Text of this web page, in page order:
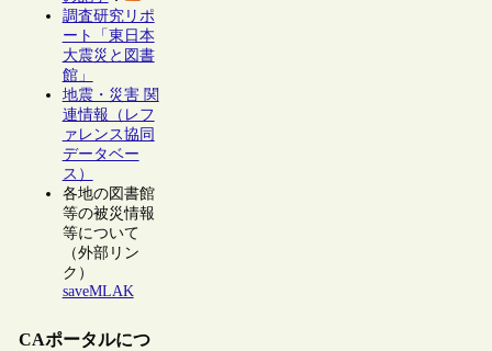
調査研究リポ
ート「東日本
大震災と図書
館」
地震・災害 関
連情報（レフ
ァレンス協同
データベー
ス）
各地の図書館
等の被災情報
等について
（外部リン
ク）
saveMLAK
CAポータルにつ